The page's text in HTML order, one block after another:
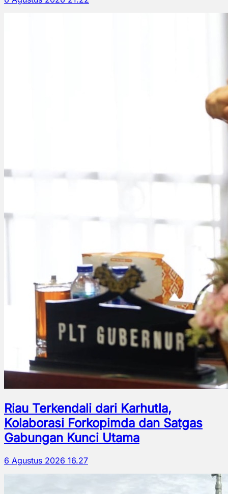
Riau Terkendali dari Karhutla,
Kolaborasi Forkopimda dan Satgas
Gabungan Kunci Utama
6 Agustus 2026 16.27